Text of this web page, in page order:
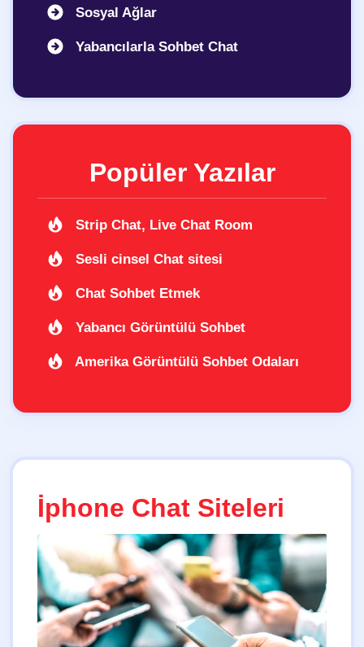
Sosyal Ağlar
Yabancılarla Sohbet Chat
Popüler Yazılar
Strip Chat, Live Chat Room
Sesli cinsel Chat sitesi
Chat Sohbet Etmek
Yabancı Görüntülü Sohbet
Amerika Görüntülü Sohbet Odaları
İphone Chat Siteleri